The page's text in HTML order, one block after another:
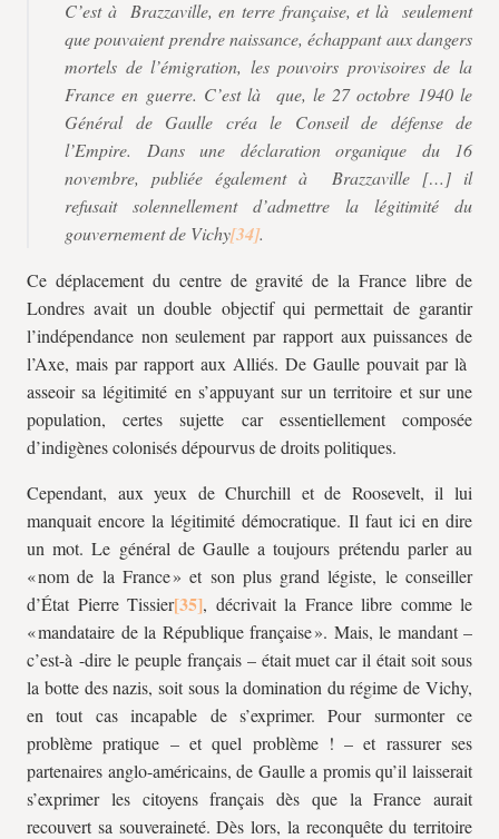
C’est à Brazzaville, en terre française, et là seulement
que pouvaient prendre naissance, échappant aux dangers
mortels de l’émigration, les pouvoirs provisoires de la
France en guerre. C’est là que, le 27 octobre 1940 le
Général de Gaulle créa le Conseil de défense de
l’Empire. Dans une déclaration organique du 16
novembre, publiée également à Brazzaville […] il
refusait solennellement d’admettre la légitimité du
gouvernement de Vichy
.
Ce déplacement du centre de gravité de la France libre de
Londres avait un double objectif qui permettait de garantir
l’indépendance non seulement par rapport aux puissances de
l’Axe, mais par rapport aux Alliés. De Gaulle pouvait par là
asseoir sa légitimité en s’appuyant sur un territoire et sur une
population, certes sujette car essentiellement composée
d’indigènes colonisés dépourvus de droits politiques.
Cependant, aux yeux de Churchill et de Roosevelt, il lui
manquait encore la légitimité démocratique. Il faut ici en dire
un mot. Le général de Gaulle a toujours prétendu parler au
« nom de la France » et son plus grand légiste, le conseiller
d’État Pierre Tissier
, décrivait la France libre comme le
« mandataire de la République française ». Mais, le mandant –
c’est-à -dire le peuple français – était muet car il était soit sous
la botte des nazis, soit sous la domination du régime de Vichy,
en tout cas incapable de s’exprimer. Pour surmonter ce
problème pratique – et quel problème ! – et rassurer ses
partenaires anglo-américains, de Gaulle a promis qu’il laisserait
s’exprimer les citoyens français dès que la France aurait
recouvert sa souveraineté. Dès lors, la reconquête du territoire